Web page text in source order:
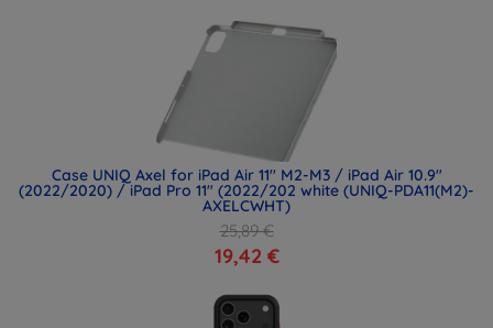
Case UNIQ Axel for iPad Air 11" M2-M3 / iPad Air 10.9"
(2022/2020) / iPad Pro 11" (2022/202 white (UNIQ-PDA11(M2)-
AXELCWHT)
25,89 €
19,42 €